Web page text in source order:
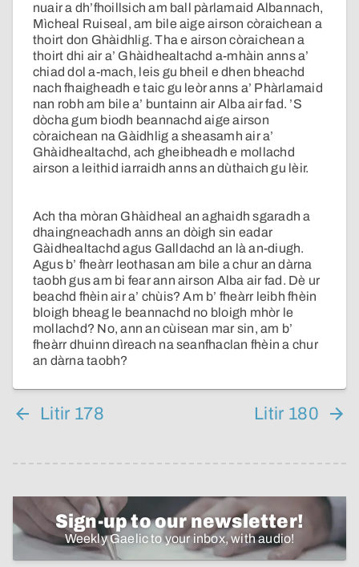
nuair a dh’fhoillsich am ball pàrlamaid Albannach,
Mìcheal Ruiseal, am bile aige airson còraichean a
thoirt don Ghàidhlig. Tha e airson còraichean a
thoirt dhi air a’ Ghàidhealtachd a-mhàin anns a’
chiad dol a-mach, leis gu bheil e dhen bheachd
nach fhaigheadh e taic gu leòr anns a’ Phàrlamaid
nan robh am bile a’ buntainn air Alba air fad. ’S
dòcha gum biodh beannachd aige airson
còraichean na Gàidhlig a sheasamh air a’
Ghàidhealtachd, ach gheibheadh e mollachd
airson a leithid iarraidh anns an dùthaich gu lèir.
Ach tha mòran Ghàidheal an aghaidh sgaradh a
dhaingneachadh anns an dòigh sin eadar
Gàidhealtachd agus Galldachd an là an-diugh.
Agus b’ fheàrr leothasan am bile a chur an dàrna
taobh gus am bi fear ann airson Alba air fad. Dè ur
beachd fhèin air a’ chùis? Am b’ fheàrr leibh fhèin
bloigh bheag le beannachd no bloigh mhòr le
mollachd? No, ann an cùisean mar sin, am b’
fheàrr dhuinn dìreach na seanfhaclan fhèin a chur
an dàrna taobh?
Litir 178 Litir 180
Sign-up to our newsletter!
Weekly Gaelic to your inbox, with audio!